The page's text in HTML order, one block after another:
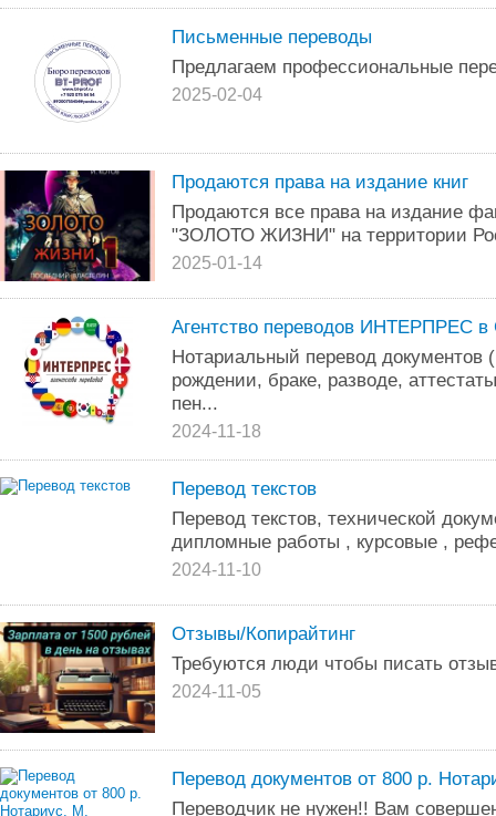
Письменные переводы
Предлагаем профессиональные
2025-02-04
Продаются права на издание книг
Продаются все права на издание
"ЗОЛОТО ЖИЗНИ" на территории
2025-01-14
Агентство переводов ИНТЕРПРЕС в
Нотариальный перевод документов
рождении, браке, разводе,
пен...
2024-11-18
Перевод текстов
Перевод текстов, технической
дипломные работы , курсовые ,
2024-11-10
Отзывы/Копирайтинг
Требуются люди чтобы писать
2024-11-05
Перевод документов от 800 р.
Переводчик не нужен!! Вам